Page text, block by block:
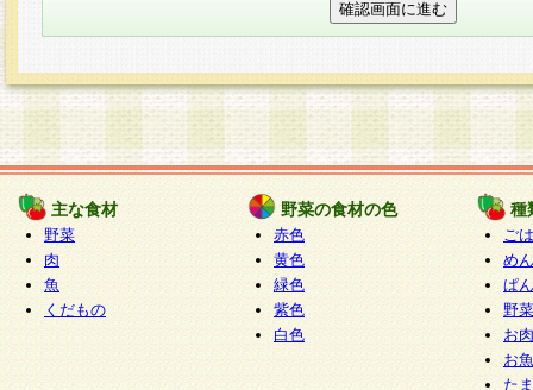
に掲示したときに、その 他の諸規定については
てその効力を生じるものとします。
4.本規約は、会員登録希望者による会員登録手続
の当社による会員登録の承認が完了した時点で会
たものとみなされ、会員に対して適用されるもの
5.当社がお聞きする個人情報は、すべて会員登録
で提 供いただいたものと考えております。従っ
自らの個人情報の提供を希望されない場合には、
をお預かりいたしません が、提供されないこと
商品やサービス等をご利用いただけない場合があ
了承ください。
主な食材
野菜
肉
魚
くだもの
野菜の食材の色
赤色
黄色
緑色
紫色
白色
種
ご
めん
ぱん
野
お
お
た